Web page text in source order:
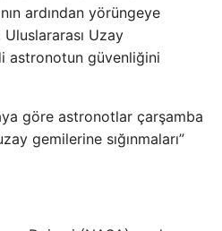
ardından yörüngeye
Uluslararası Uzay
astronotun güvenliğini
göre astronotlar çarşamba
gemilerine sığınmaları”